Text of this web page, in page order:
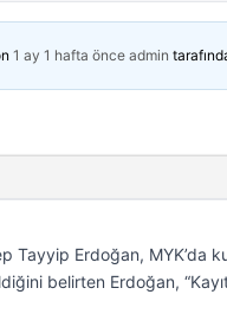
1 ay 1 hafta önce admin
Tayyip Erdoğan, MYK’da
belirten Erdoğan,